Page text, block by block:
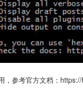
，参考官方文档：